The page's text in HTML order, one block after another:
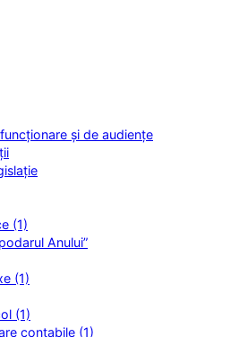
și de audiențe
(1)
Anului”
(1)
(1)
contabile (1)